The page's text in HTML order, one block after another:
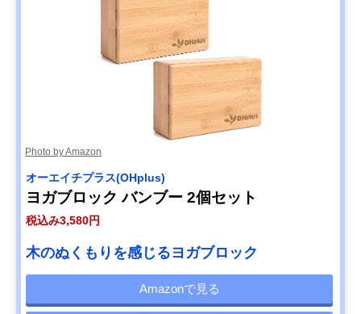
Photo by Amazon
オーエイチプラス(OHplus)
ヨガブロック バンブー 2個セット
税込み3,580円
木のぬくもりを感じるヨガブロック
Amazonで見る